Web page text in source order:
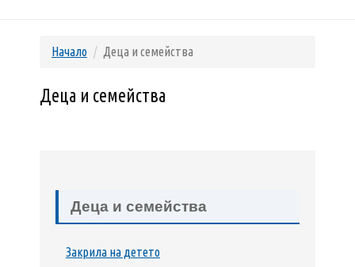
достъпност.
Начало Деца и семейства
Деца и семейства
Деца и семейства
Закрила на детето